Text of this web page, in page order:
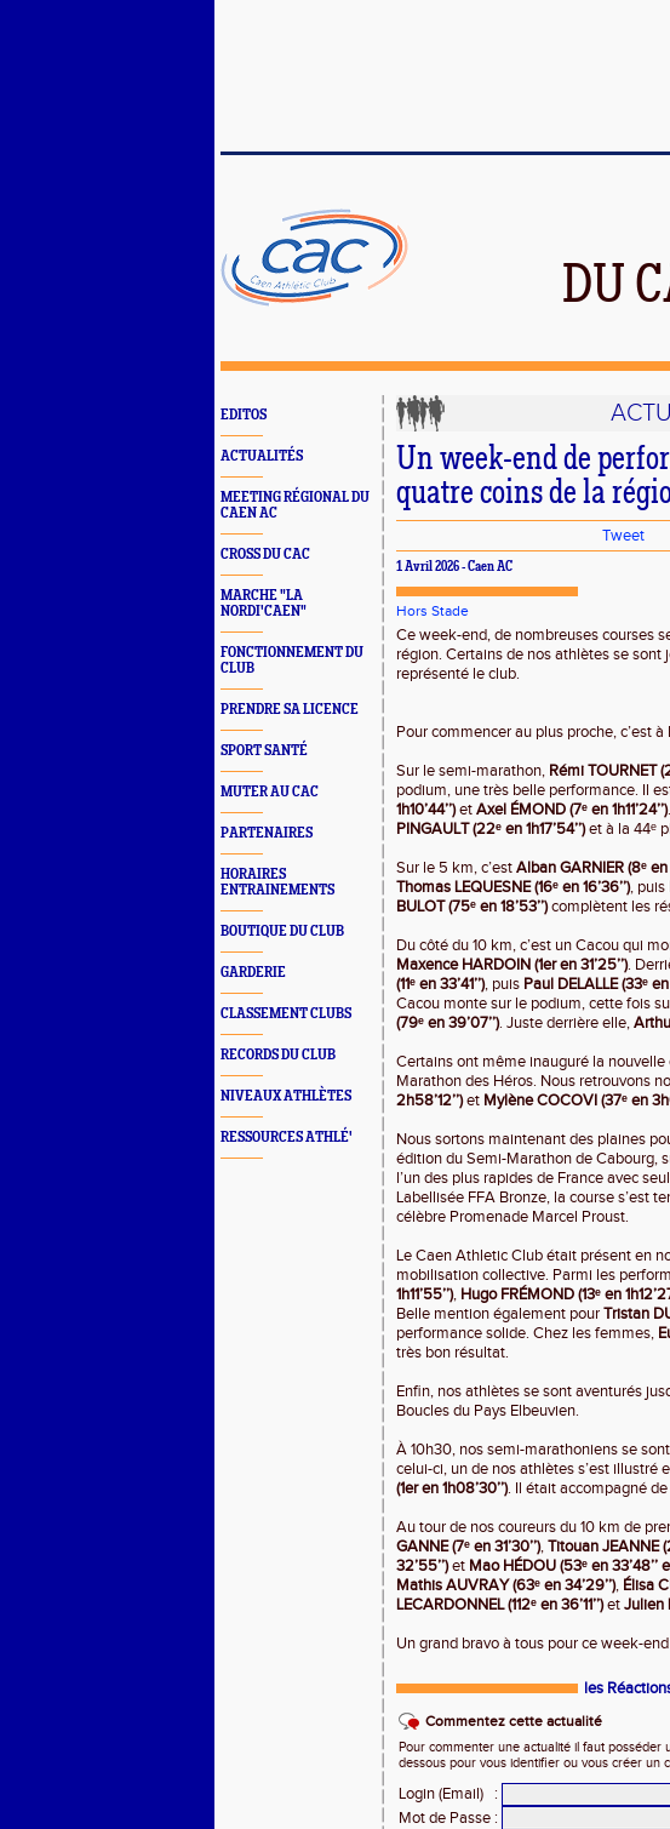
DU
EDITOS
ACTUALITÉS
MEETING RÉGIONAL DU
CAEN AC
CROSS DU CAC
MARCHE "LA
NORDI'CAEN"
FONCTIONNEMENT DU
CLUB
PRENDRE SA LICENCE
SPORT SANTÉ
MUTER AU CAC
PARTENAIRES
HORAIRES
ENTRAINEMENTS
BOUTIQUE DU CLUB
GARDERIE
CLASSEMENT CLUBS
RECORDS DU CLUB
NIVEAUX ATHLÈTES
RESSOURCES ATHLÉ'
Un week-end de
quatre coins de la
Tweet
1 Avril 2026 - Caen AC
Hors Stade
Ce week-end, de nombreuses courses
région. Certains de nos athlètes se
représenté le club.
Pour commencer au plus proche, c’est
Sur le semi-marathon, Rémi TOURNET
podium, une très belle performance. Il
1h10’44’’)etAxel ÉMOND (7ᵉ en 1h11’24’’)
PINGAULT (22ᵉ en 1h17’54’’)et à la 44ᵉ
Sur le 5 km, c’estAlban GARNIER (8ᵉ en
Thomas LEQUESNE (16ᵉ en 16’36’’), puis
BULOT (75ᵉ en 18’53’’)complètent les
Du côté du 10 km, c’est un Cacou qui
Maxence HARDOIN (1er en 31’25’’).
(11ᵉ en 33’41’’), puis Paul DELALLE (33ᵉ en
Cacou monte sur le podium, cette fois
(79ᵉ en 39’07’’). Juste derrière elle,
Certains ont même inauguré la nouvelle
Marathon des Héros. Nous retrouvons
2h58’12’’)et Mylène COCOVI (37ᵉ en
Nous sortons maintenant des plaines
édition du Semi-Marathon de Cabourg,
l’un des plus rapides de France avec
Labellisée FFA Bronze, la course s’est
célèbre Promenade Marcel Proust.
Le Caen Athletic Club était présent en
mobilisation collective. Parmi les
1h11’55’’), Hugo FRÉMOND (13ᵉ en
Belle mention également pourTristan
performance solide. Chez les femmes,
très bon résultat.
Enfin, nos athlètes se sont aventurés
Boucles du Pays Elbeuvien.
À 10h30, nos semi-marathoniens se
celui-ci, un de nos athlètes s’est illustré
(1er en 1h08’30’’). Il était accompagné de
Au tour de nos coureurs du 10 km de
GANNE (7ᵉ en 31’30’’),Titouan JEANNE
32’55’’)et Mao HÉDOU (53ᵉ en 33’48’’
Mathis AUVRAY (63ᵉ en 34’29’’), Élisa
LECARDONNEL (112ᵉ en 36’11’’)etJulien
Un grand bravo à tous pour ce week-
les
Commentez cette actualité
Pour commenter une actualité il faut posséder
dessous pour vous identifier ou vous créer un
Login (Email)
:
Mot de Passe :